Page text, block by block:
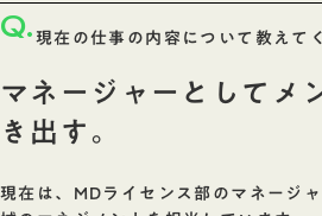
Q. 現在の仕事の内容について教えて
マネージャーとしてメ
き出す。
現在は、MDライセンス部のマネージ